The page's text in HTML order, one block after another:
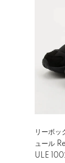
リーボッ
ュール
ULE